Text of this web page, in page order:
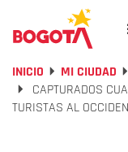
INICIO MI CIUDAD
CAPTURADOS
TURISTAS AL